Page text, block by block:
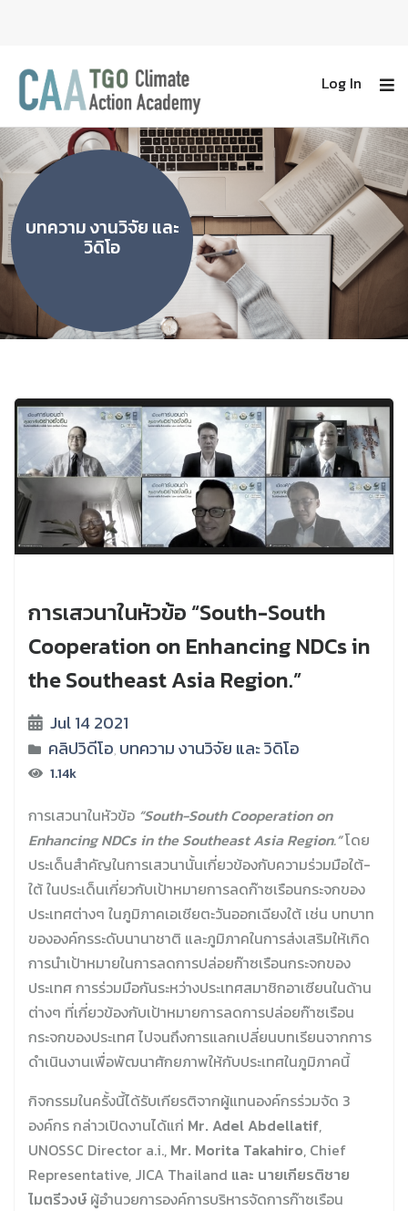
Log In
บทความ งานวิจัย และ
วิดิโอ
การเสวนาในหัวข้อ “South-South
Cooperation on Enhancing NDCs in
the Southeast Asia Region.”
Jul 14 2021
คลิปวิดีโอ, บทความ งานวิจัย และ วิดิโอ
1.14k
การเสวนาในหัวข้อ “South-South Cooperation on
Enhancing NDCs in the Southeast Asia Region.”โดย
ประเด็นสำคัญในการเสวนานั้นเกี่ยวข้องกับความร่วมมือใต้-
ใต้ ในประเด็นเกี่ยวกับเป้าหมายการลดก๊าซเรือนกระจกของ
ประเทศต่างๆ ในภูมิภาคเอเชียตะวันออกเฉียงใต้ เช่น บทบาท
ขององค์กรระดับนานาชาติ และภูมิภาคในการส่งเสริมให้เกิด
การนำเป้าหมายในการลดการปล่อยก๊าซเรือนกระจกของ
ประเทศ การร่วมมือกันระหว่างประเทศสมาชิกอาเซียนในด้าน
ต่างๆ ที่เกี่ยวข้องกับเป้าหมายการลดการปล่อยก๊าซเรือน
กระจกของประเทศ ไปจนถึงการแลกเปลี่ยนบทเรียนจากการ
ดำเนินงานเพื่อพัฒนาศักยภาพให้กับประเทศในภูมิภาคนี้
กิจกรรมในครั้งนี้ได้รับเกียรติจากผู้แทนองค์กรร่วมจัด 3
องค์กร กล่าวเปิดงานได้แก่ Mr. Adel Abdellatif,
UNOSSC Director a.i., Mr. Morita Takahiro, Chief
Representative, JICA Thailand และ นายเกียรติชาย
ไมตรีวงษ์ ผู้อำนวยการองค์การบริหารจัดการก๊าซเรือน